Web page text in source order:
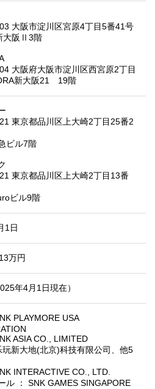
大阪市淀川区宮原4丁目5番41号
大阪Ⅱ3階
大阪府大阪市淀川区西宮原2丁目
新大阪21 19階
東京都品川区上大崎2丁目25番2
ビル7階
東京都品川区上大崎2丁目13番
ビル9階
1日
万円
年4月1日現在）
PLAYMORE USA
ASIA CO., LIMITED
玩新大地(北京)科技有限公司、他5
INTERACTIVE CO., LTD.
ル ： SNK GAMES SINGAPORE